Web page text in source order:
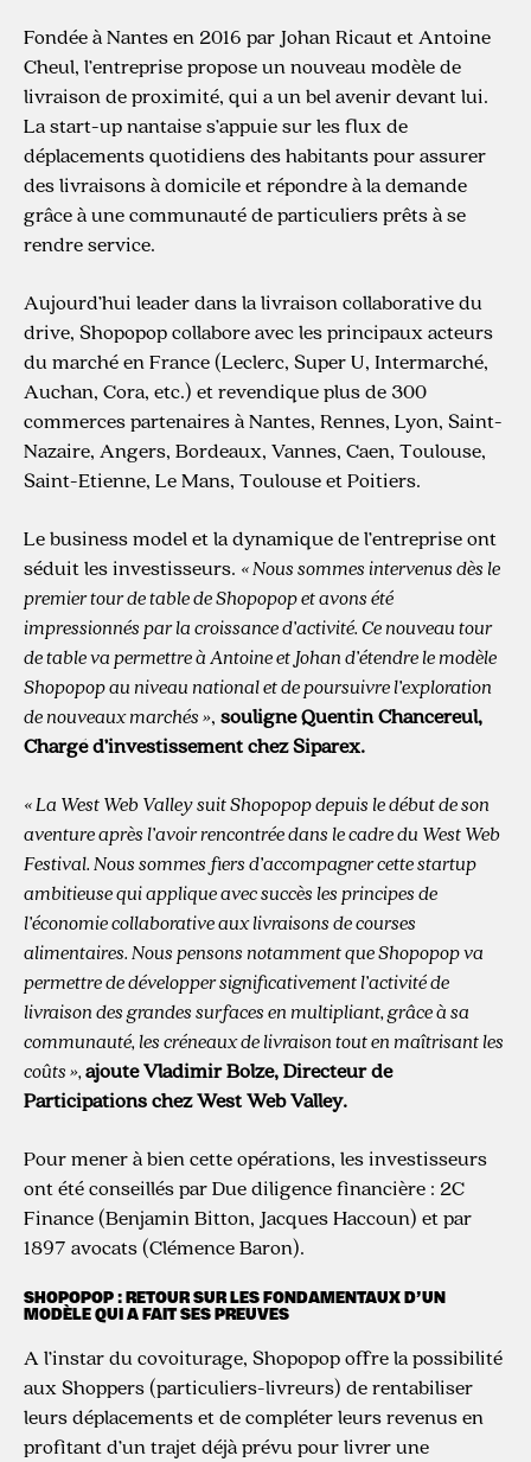
Fondée à Nantes en 2016 par Johan Ricaut et Antoine
Cheul, l’entreprise propose un nouveau modèle de
livraison de proximité, qui a un bel avenir devant lui.
La start-up nantaise s’appuie sur les flux de
déplacements quotidiens des habitants pour assurer
des livraisons à domicile et répondre à la demande
grâce à une communauté de particuliers prêts à se
rendre service.
Aujourd’hui leader dans la livraison collaborative du
drive, Shopopop collabore avec les principaux acteurs
du marché en France (Leclerc, Super U, Intermarché,
Auchan, Cora, etc.) et revendique plus de 300
commerces partenaires à Nantes, Rennes, Lyon, Saint-
Nazaire, Angers, Bordeaux, Vannes, Caen, Toulouse,
Saint-Etienne, Le Mans, Toulouse et Poitiers.
Le business model et la dynamique de l’entreprise ont
séduit les investisseurs. « Nous sommes intervenus dès le
premier tour de table de Shopopop et avons été
impressionnés par la croissance d’activité. Ce nouveau tour
de table va permettre à Antoine et Johan d’étendre le modèle
Shopopop au niveau national et de poursuivre l’exploration
de nouveaux marchés », souligne Quentin Chancereul,
Chargé d’investissement chez Siparex.
« La West Web Valley suit Shopopop depuis le début de son
aventure après l’avoir rencontrée dans le cadre du West Web
Festival. Nous sommes fiers d’accompagner cette startup
ambitieuse qui applique avec succès les principes de
l’économie collaborative aux livraisons de courses
alimentaires. Nous pensons notamment que Shopopop va
permettre de développer significativement l’activité de
livraison des grandes surfaces en multipliant, grâce à sa
communauté, les créneaux de livraison tout en maîtrisant les
coûts »,ajoute Vladimir Bolze, Directeur de
Participations chez West Web Valley.
Pour mener à bien cette opérations, les investisseurs
ont été conseillés par Due diligence financière : 2C
Finance (Benjamin Bitton, Jacques Haccoun) et par
1897 avocats (Clémence Baron).
SHOPOPOP : RETOUR SUR LES FONDAMENTAUX D’UN
MODÈLE QUI A FAIT SES PREUVES
A l’instar du covoiturage, Shopopop offre la possibilité
aux Shoppers (particuliers-livreurs) de rentabiliser
leurs déplacements et de compléter leurs revenus en
profitant d’un trajet déjà prévu pour livrer une